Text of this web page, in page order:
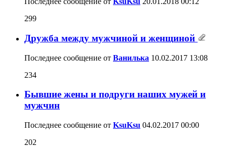
299
Дружба между мужчиной и женщиной
Последнее сообщение от Ванилька 10.02.2017 13:08
234
Бывшие жены и подруги наших мужей и
мужчин
Последнее сообщение от KsuKsu 04.02.2017 00:00
202